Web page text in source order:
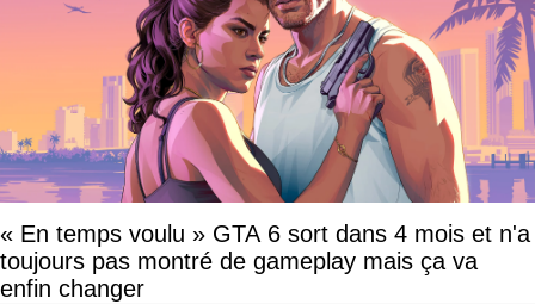
« En temps voulu » GTA 6 sort dans 4 mois et n'a
toujours pas montré de gameplay mais ça va
enfin changer